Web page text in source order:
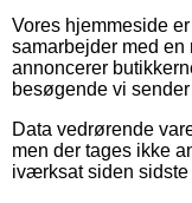
Vores hjemmeside
samarbejder med
annoncerer
besøgende vi
Data vedrørende
men der tages ikke
iværksat siden sidste